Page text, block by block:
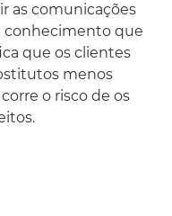
as comunicações
conhecimento que
que os clientes
menos
o risco de os